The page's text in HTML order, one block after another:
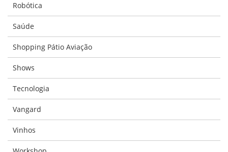
Robótica
Saúde
Shopping Pátio Aviação
Shows
Tecnologia
Vangard
Vinhos